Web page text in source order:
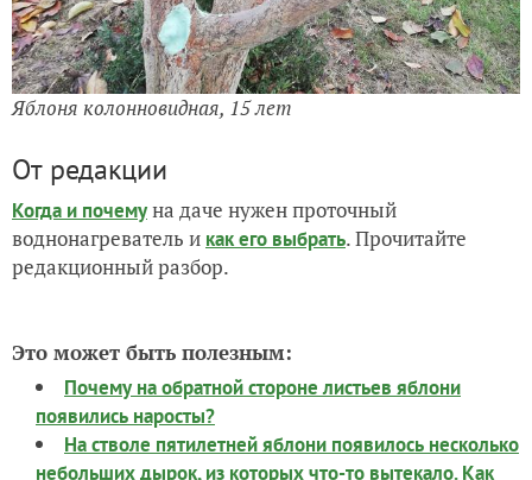
Яблоня колонновидная, 15 лет
От редакции
Когда и почемуна даче нужен проточный
воднонагреватель и как его выбрать. Прочитайте
редакционный разбор.
Это может быть полезным:
Почему на обратной стороне листьев яблони
появились наросты?
На стволе пятилетней яблони появилось несколько
небольших дырок, из которых что-то вытекало. Как